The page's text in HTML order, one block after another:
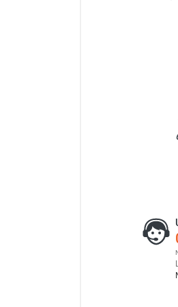
Chauffage d'atelier
Chauffage au fioul
Chauffage d'atelier
Chauffage d'atelier
Chauffage